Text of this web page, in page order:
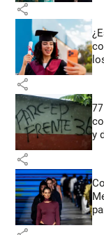
share
share
y
share